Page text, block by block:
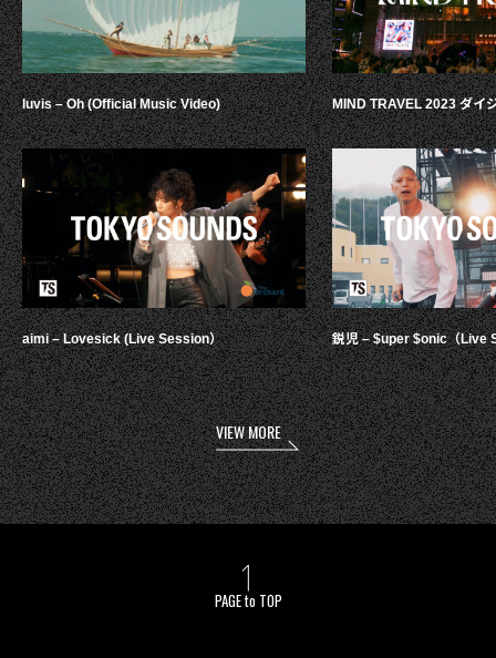
luvis – Oh (Official Music Video)
aimi – Lovesick (Live Session）
MIND TRAVEL 2023 ダイ
鋭児 – $uper $onic（Live
VIEW MORE
PAGE to TOP